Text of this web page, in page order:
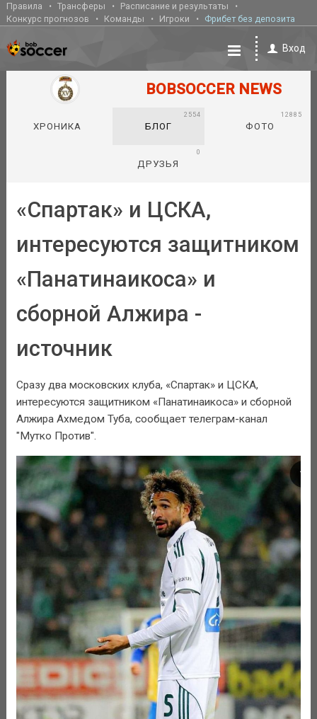
Правила Трансферы
Расписание и результаты
Конкурс прогнозов
Команды Игроки Фрибет без депозита
Вход
BOBSOCCER NEWS
ХРОНИКА БЛОГ
2554
ФОТО
12885
ДРУЗЬЯ
0
«Спартак» и ЦСКА,
интересуются защитником
«Панатинаикоса» и
сборной Алжира -
источник
Сразу два московских клуба, «Спартак» и ЦСКА,
интересуются защитником «Панатинаикоса» и сборной
Алжира Ахмедом Туба, сообщает телеграм-канал
"Мутко Против".